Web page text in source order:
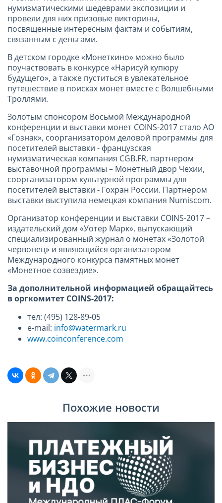
нумизматическими шедеврами экспозиции и
провели для них призовые викторины,
посвященные интересным фактам и событиям,
связанным с деньгами.
В детском городке «Монеткино» можно было
поучаствовать в конкурсе «Нарисуй купюру
будущего», а также пуститься в увлекательное
путешествие в поисках монет вместе с Волшебными
Троллями.
Золотым спонсором Восьмой Международной
конференции и выставки монет COINS-2017 стало АО
«Гознак», соорганизатором деловой программы для
посетителей выставки - французская
нумизматическая компания CGB.FR, партнером
выставочной программы – Монетный двор Чехии,
соорганизатором культурной программы для
посетителей выставки - Гохран России. Партнером
выставки выступила немецкая компания Numiscom.
Организатор конференции и выставки COINS-2017 –
издательский дом «Уотер Марк», выпускающий
специализированный журнал о монетах «Золотой
червонец» и являющийся организатором
Международного конкурса памятных монет
«Монетное созвездие».
За дополнительной информацией обращайтесь
в оргкомитет COINS-2017:
тел: (495) 128-89-05
e-mail: info@watermark.ru
www.coinconference.com
Похожие новости